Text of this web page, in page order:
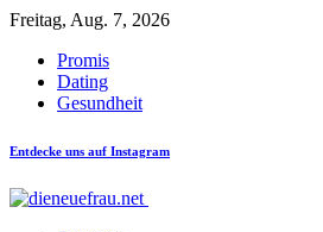
Freitag, Aug. 7, 2026
Promis
Dating
Gesundheit
Entdecke uns auf Instagram